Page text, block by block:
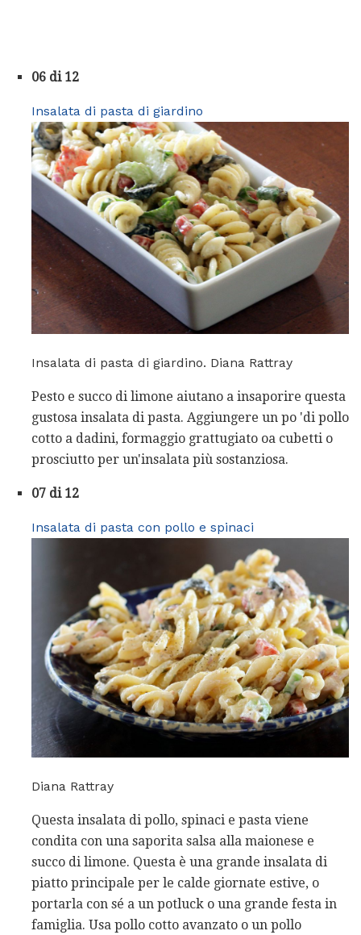
06 di 12
Insalata di pasta di giardino
Insalata di pasta di giardino. Diana Rattray
Pesto e succo di limone aiutano a insaporire questa
gustosa insalata di pasta. Aggiungere un po 'di pollo
cotto a dadini, formaggio grattugiato oa cubetti o
prosciutto per un'insalata più sostanziosa.
07 di 12
Insalata di pasta con pollo e spinaci
Diana Rattray
Questa insalata di pollo, spinaci e pasta viene
condita con una saporita salsa alla maionese e
succo di limone. Questa è una grande insalata di
piatto principale per le calde giornate estive, o
portarla con sé a un potluck o una grande festa in
famiglia. Usa pollo cotto avanzato o un pollo